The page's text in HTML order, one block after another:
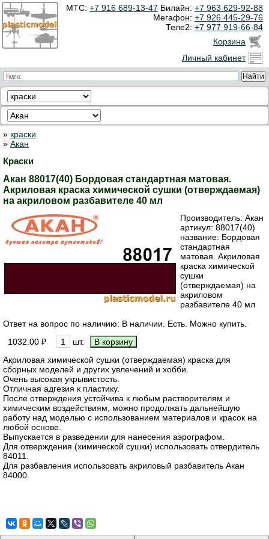
МТС: +7 916 689-13-47 Билайн: +7 963 629-92-88
Мегафон: +7 926 445-29-76
Теле2: +7 977 919-66-84
Корзина
Личный кабинет
» краски
» Акан
Краски
Акан 88017(40) Бордовая стандартная матовая.
Акриловая краска химической сушки (отверждаемая)
на акриловом разбавителе 40 мл
Производитель: Акан
артикул: 88017(40)
название: Бордовая
стандартная
матовая. Акриловая
краска химической
сушки
(отверждаемая) на
акриловом
разбавителе 40 мл
Ответ на вопрос по наличию: В наличии. Есть. Можно купить.
1032.00 ₽
шт.
Акриловая химической сушки (отверждаемая) краска для
сборных моделей и других увлечений и хобби.
Очень высокая укрывистость.
Отличная адгезия к пластику.
После отверждения устойчива к любым растворителям и
химическим воздействиям, можно продолжать дальнейшую
работу над моделью с использованием материалов и красок на
любой основе.
Выпускается в разведении для нанесения аэрографом.
Для отверждения (химической сушки) использовать отвердитель
84011.
Для разбавления использовать акриловый разбавитель Акан
84000.